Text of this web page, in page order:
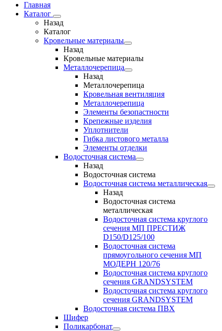
Главная
Каталог
Назад
Каталог
Кровельные материалы
Назад
Кровельные материалы
Металлочерепица
Назад
Металлочерепица
Кровельная вентиляция
Металлочерепица
Элементы безопастности
Крепежные изделия
Уплотнители
Гибка листового металла
Элементы отделки
Водосточная система
Назад
Водосточная система
Водосточная система металлическая
Назад
Водосточная система
металлическая
Водосточная система круглого
сечения МП ПРЕСТИЖ
D150/D125/100
Водосточная система
прямоугольного сечения МП
МОДЕРН 120/76
Водосточная система круглого
сечения GRANDSYSTEM
Водосточная система круглого
сечения GRANDSYSTEM
Водосточная система ПВХ
Шифер
Поликарбонат